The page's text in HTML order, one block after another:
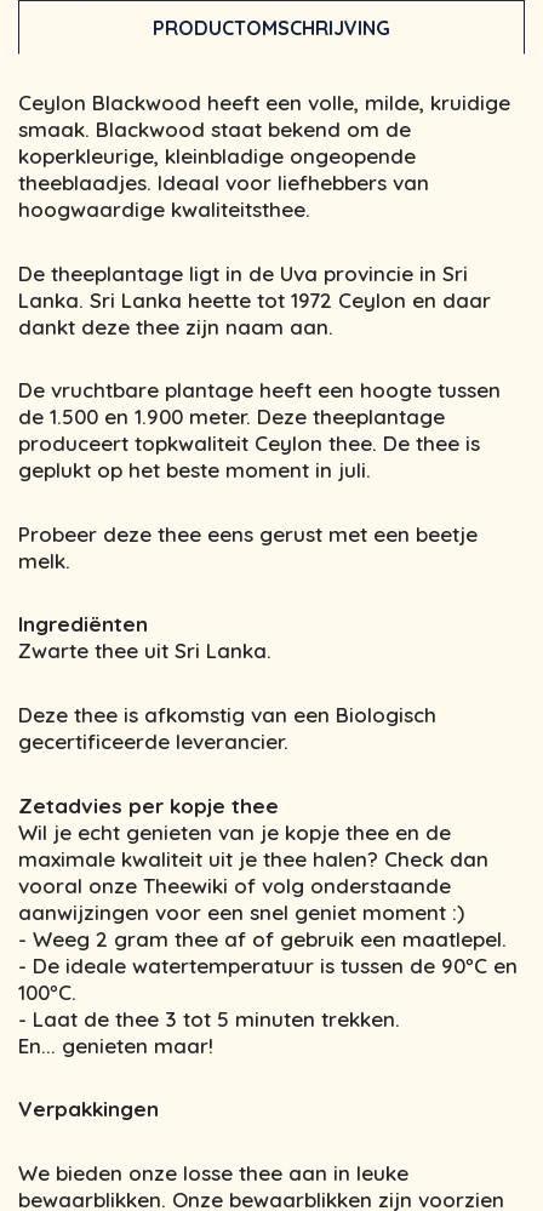
PRODUCTOMSCHRIJVING
Ceylon Blackwood heeft een volle, milde, kruidige
smaak. Blackwood staat bekend om de
koperkleurige, kleinbladige ongeopende
theeblaadjes. Ideaal voor liefhebbers van
hoogwaardige kwaliteitsthee.
De theeplantage ligt in de Uva provincie in Sri
Lanka. Sri Lanka heette tot 1972 Ceylon en daar
dankt deze thee zijn naam aan.
De vruchtbare plantage heeft een hoogte tussen
de 1.500 en 1.900 meter. Deze theeplantage
produceert topkwaliteit Ceylon thee. De thee is
geplukt op het beste moment in juli.
Probeer deze thee eens gerust met een beetje
melk.
Ingrediënten
Zwarte thee uit Sri Lanka.
Deze thee is afkomstig van een Biologisch
gecertificeerde leverancier.
Zetadvies per kopje thee
Wil je echt genieten van je kopje thee en de
maximale kwaliteit uit je thee halen? Check dan
vooral onze Theewiki of volg onderstaande
aanwijzingen voor een snel geniet moment :)
- Weeg 2 gram thee af of gebruik een maatlepel.
- De ideale watertemperatuur is tussen de 90ºC en
100ºC.
- Laat de thee 3 tot 5 minuten trekken.
En... genieten maar!
Verpakkingen
We bieden onze losse thee aan in leuke
bewaarblikken. Onze bewaarblikken zijn voorzien